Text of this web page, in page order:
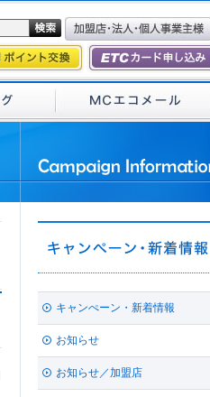
キャンぺーン・新着情報
お知らせ
お知らせ／加盟店